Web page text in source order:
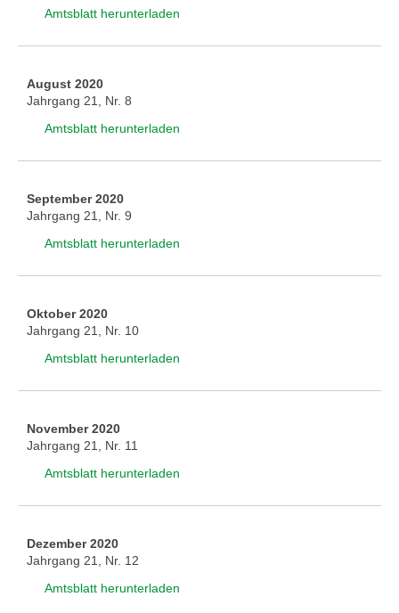
Amtsblatt herunterladen
August 2020
Jahrgang 21, Nr. 8
Amtsblatt herunterladen
September 2020
Jahrgang 21, Nr. 9
Amtsblatt herunterladen
Oktober 2020
Jahrgang 21, Nr. 10
Amtsblatt herunterladen
November 2020
Jahrgang 21, Nr. 11
Amtsblatt herunterladen
Dezember 2020
Jahrgang 21, Nr. 12
Amtsblatt herunterladen